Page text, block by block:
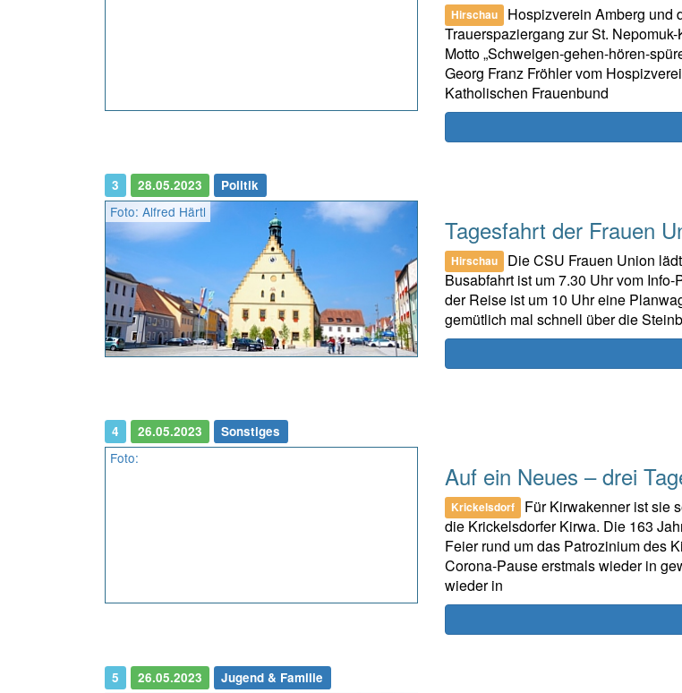
Hirschau
Hospizverein Amberg und
Trauerspaziergang zur St.
Motto „Schweigen-gehen-hören-
Georg Franz Fröhler vom
Katholischen Frauenbund
3 28.05.2023 Politik
Foto: Alfred Härtl
Tagesfahrt der Frauen
Hirschau
Die CSU Frauen Union
Busabfahrt ist um 7.30 Uhr vom
der Reise ist um 10 Uhr eine
gemütlich mal schnell über die
4 26.05.2023 Sonstiges
Foto:
Auf ein Neues – drei
Krickelsdorf
Für Kirwakenner ist sie
die Krickelsdorfer Kirwa. Die 163
Feier rund um das Patrozinium des
Corona-Pause erstmals wieder in
wieder in
5 26.05.2023 Jugend & Familie